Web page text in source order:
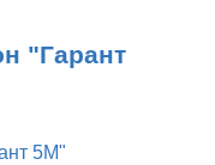
"Гарант